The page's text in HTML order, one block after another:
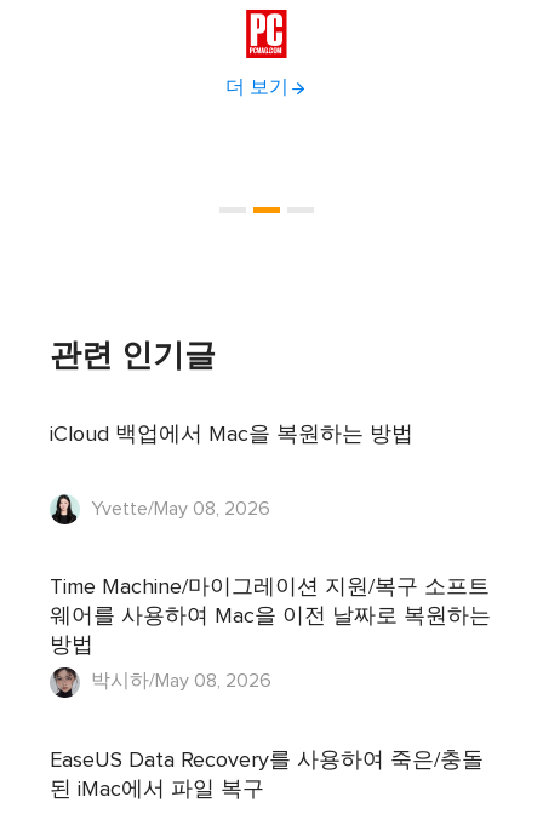

더 보기
관련 인기글
iCloud 백업에서 Mac을 복원하는 방법
Yvette/May 08, 2026
Time Machine/마이그레이션 지원/복구 소프트
웨어를 사용하여 Mac을 이전 날짜로 복원하는
방법
박시하/May 08, 2026
EaseUS Data Recovery를 사용하여 죽은/충돌
된 iMac에서 파일 복구